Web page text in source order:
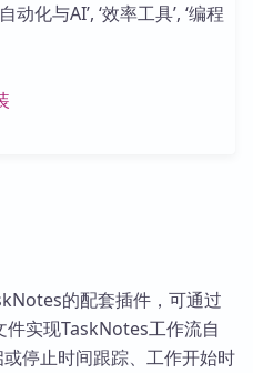
动化与AI’, ‘效率工具’, ‘编程
的配套插件，可通过
实现TaskNotes工作流自
停止时间跟踪、工作开始时